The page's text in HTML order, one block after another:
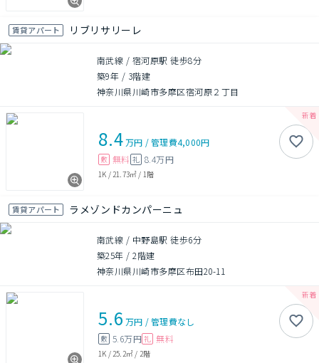
賃貸アパート リブリサリーレ
南武線 / 宿河原駅 徒歩8分
築9年 / 3階建
神奈川県川崎市多摩区宿河原２丁目
8.4万円 /管理費4,000円
敷 無料 礼 8.4万円
1K / 21.73㎡ / 1階
賃貸アパート ラメゾンドカンパーニュ
南武線 / 中野島駅 徒歩6分
築25年 /2階建
神奈川県川崎市多摩区布田20-11
5.6 万円 /管理費なし
敷 5.6万円 礼 無料
1K / 25.2㎡ / 2階